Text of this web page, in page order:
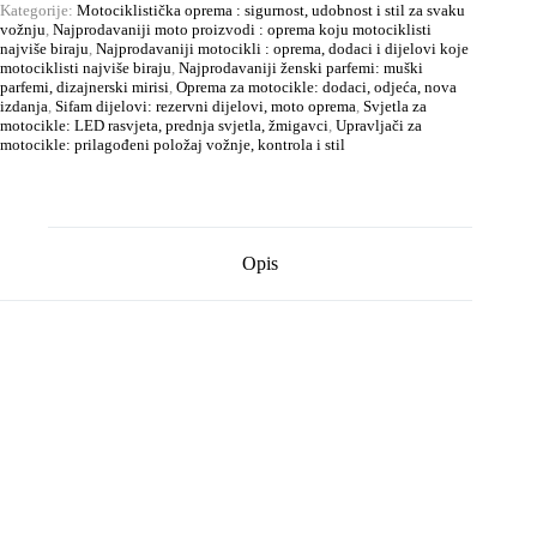
Kategorije: Motociklistička oprema : sigurnost, udobnost i stil za svaku
vožnju, Najprodavaniji moto proizvodi : oprema koju motociklisti
najviše biraju, Najprodavaniji motocikli : oprema, dodaci i dijelovi koje
motociklisti najviše biraju, Najprodavaniji ženski parfemi: muški
parfemi, dizajnerski mirisi, Oprema za motocikle: dodaci, odjeća, nova
izdanja, Sifam dijelovi: rezervni dijelovi, moto oprema, Svjetla za
motocikle: LED rasvjeta, prednja svjetla, žmigavci, Upravljači za
motocikle: prilagođeni položaj vožnje, kontrola i stil
Opis